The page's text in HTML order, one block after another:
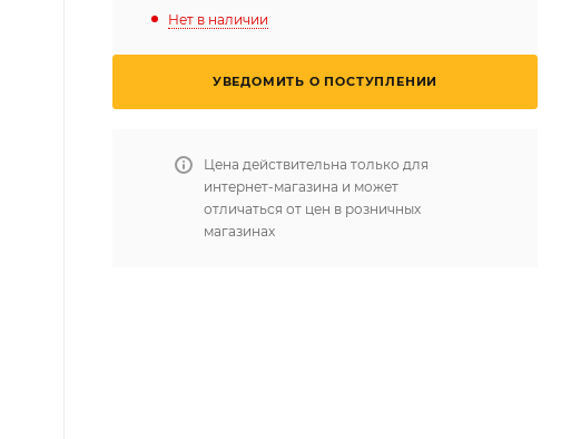
Нет в наличии
УВЕДОМИТЬ О ПОСТУПЛЕНИИ
Цена действительна только для
интернет-магазина и может
отличаться от цен в розничных
магазинах